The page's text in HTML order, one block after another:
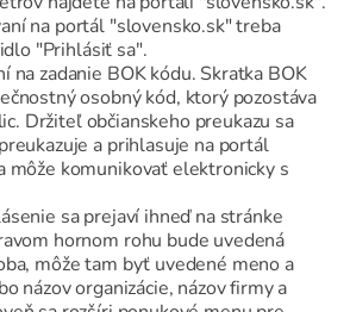
na portál "slovensko.sk" treba
"Prihlásiť sa".
na zadanie BOK kódu. Skratka BOK
osobný kód, ktorý pozostáva
Držiteľ občianskeho preukazu sa
a prihlasuje na portál
môže komunikovať elektronicky s
sa prejaví ihneď na stránke
hornom rohu bude uvedená
môže tam byť uvedené meno a
názov organizácie, názov firmy a